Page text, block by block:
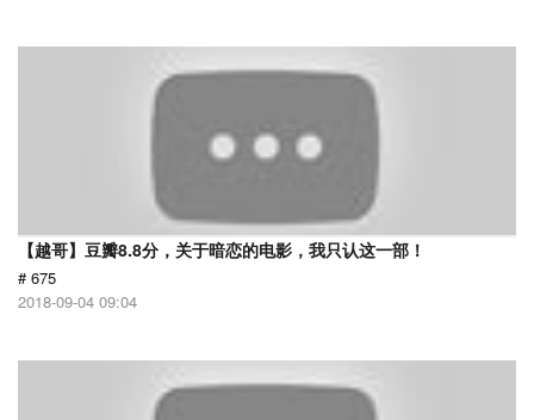
【越哥】豆瓣8.8分，关于暗恋的电影，我只认这一部！
# 675
2018-09-04 09:04